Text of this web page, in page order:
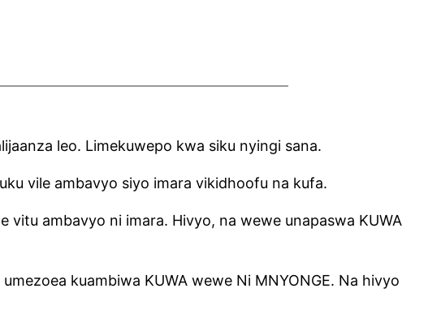
leo. Limekuwepo kwa siku nyingi sana.
vile ambavyo siyo imara vikidhoofu na kufa.
ambavyo ni imara. Hivyo, na wewe unapaswa KUWA
kuambiwa KUWA wewe Ni MNYONGE. Na hivyo